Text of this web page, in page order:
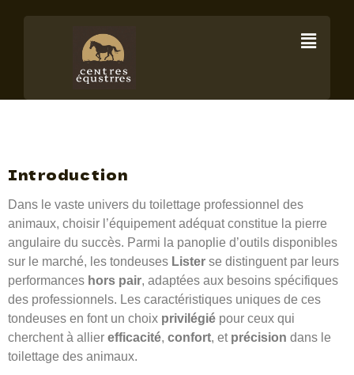
Lister –
Tondeuses
Introduction
Dans le vaste univers du toilettage professionnel des
animaux, choisir l’équipement adéquat constitue la pierre
angulaire du succès. Parmi la panoplie d’outils disponibles
sur le marché, les tondeuses Lister se distinguent par leurs
performances hors pair, adaptées aux besoins spécifiques
des professionnels. Les caractéristiques uniques de ces
tondeuses en font un choix privilégié pour ceux qui
cherchent à allier efficacité, confort, et précision dans le
toilettage des animaux.